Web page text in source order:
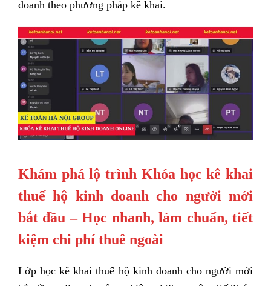
doanh theo phương pháp kê khai.
Khám phá lộ trình Khóa học kê khai
thuế hộ kinh doanh cho người mới
bắt đầu – Học nhanh, làm chuẩn, tiết
kiệm chi phí thuê ngoài
Lớp học kê khai thuế hộ kinh doanh cho người mới